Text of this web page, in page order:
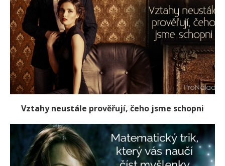
Vztahy neustále prověřují, čeho jsme schopni